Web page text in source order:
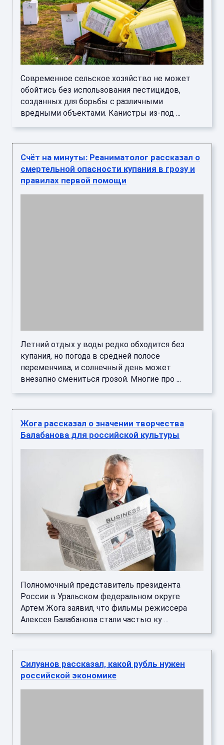
Современное сельское хозяйство не может
обойтись без использования пестицидов,
созданных для борьбы с различными
вредными объектами. Канистры из-под ...
Счёт на минуты: Реаниматолог рассказал о
смертельной опасности купания в грозу и
правилах первой помощи
Летний отдых у воды редко обходится без
купания, но погода в средней полосе
переменчива, и солнечный день может
внезапно смениться грозой. Многие про ...
Жога рассказал о значении творчества
Балабанова для российской культуры
Полномочный представитель президента
России в Уральском федеральном округе
Артем Жога заявил, что фильмы режиссера
Алексея Балабанова стали частью ку ...
Силуанов рассказал, какой рубль нужен
российской экономике